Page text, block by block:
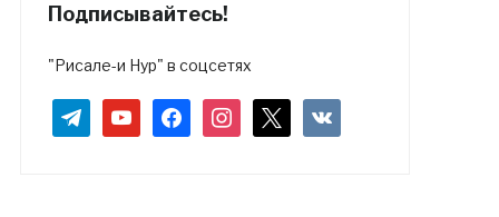
Подписывайтесь!
"Рисале-и Нур" в соцсетях
telegramyoutubefacebookinstagram vkontakte